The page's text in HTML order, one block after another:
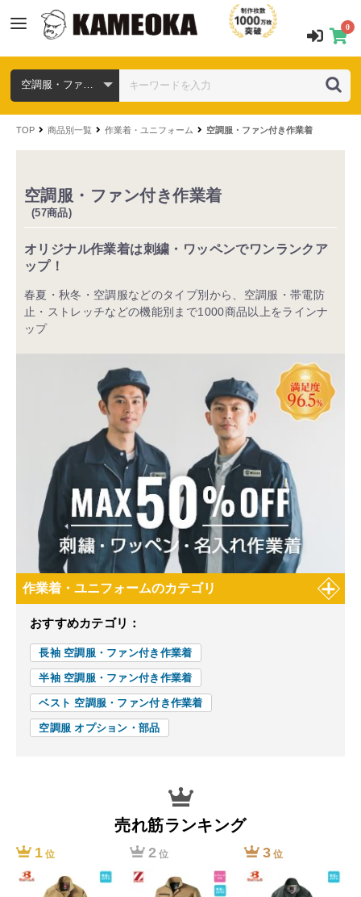
0
TOP 商品別一覧 作業着・ユニフォーム 空調服・ファン付き作業着
空調服・ファン付き作業着
(57商品)
オリジナル作業着は刺繍・ワッペンでワンランクア
ップ！
春夏・秋冬・空調服などのタイプ別から、空調服・帯電防
止・ストレッチなどの機能別まで1000商品以上をラインナ
ップ
作業着・ユニフォームのカテゴリ
おすすめカテゴリ：
長袖 空調服・ファン付き作業着
半袖 空調服・ファン付き作業着
ベスト 空調服・ファン付き作業着
空調服 オプション・部品
売れ筋ランキング
1位 2 位 3位